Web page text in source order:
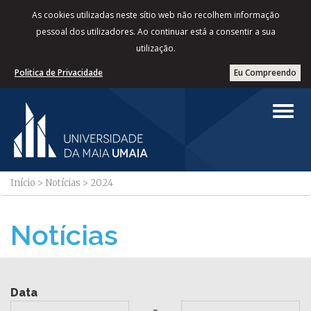
As cookies utilizadas neste sítio web não recolhem informação
pessoal dos utilizadores. Ao continuar está a consentir a sua
utilização.
Eu Compreendo
Politica de Privacidade
Início > Notícias > 2024
Notícias
Data